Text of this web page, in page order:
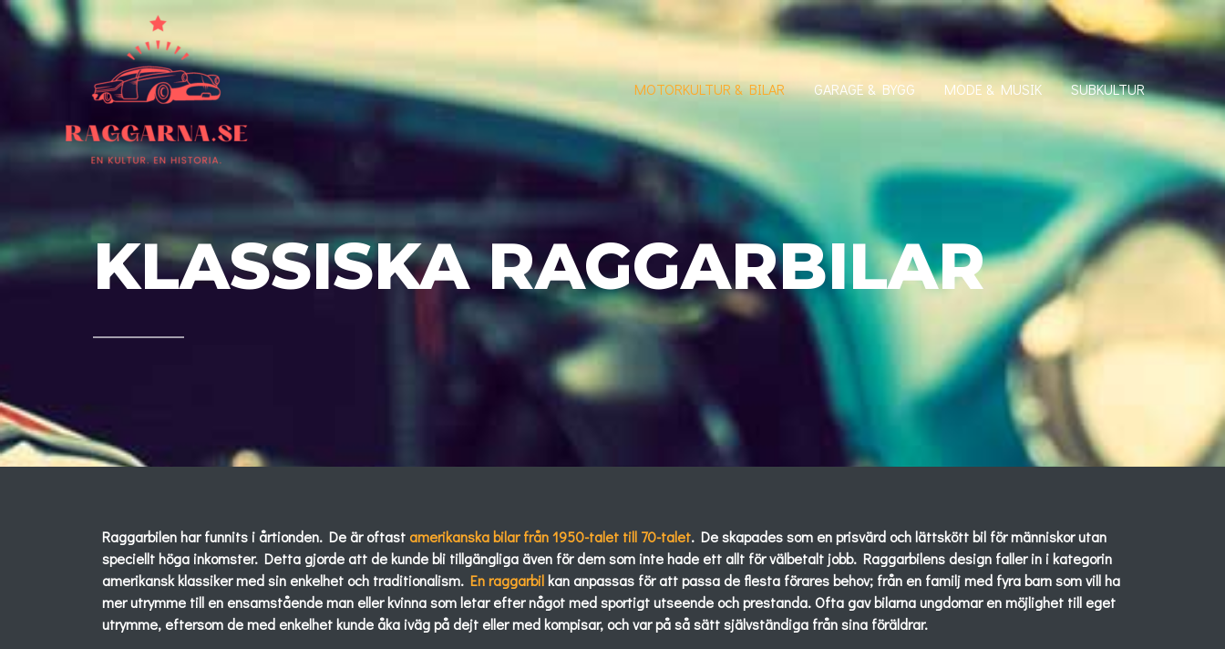
MOTORKULTUR & BILAR GARAGE & BYGG MODE & MUSIK SUBKULTUR
KLASSISKA RAGGARBILAR
Raggarbilen har funnits i årtionden. De är oftast amerikanska bilar från 1950-talet till 70-talet. De skapades som en prisvärd och lättskött bil för människor utan
speciellt höga inkomster. Detta gjorde att de kunde bli tillgängliga även för dem som inte hade ett allt för välbetalt jobb. Raggarbilens design faller in i kategorin
amerikansk klassiker med sin enkelhet och traditionalism. En raggarbilkan anpassas för att passa de flesta förares behov; från en familj med fyra barn som vill ha
mer utrymme till en ensamstående man eller kvinna som letar efter något med sportigt utseende och prestanda. Ofta gav bilarna ungdomar en möjlighet till eget
utrymme, eftersom de med enkelhet kunde åka iväg på dejt eller med kompisar, och var på så sätt självständiga från sina föräldrar.